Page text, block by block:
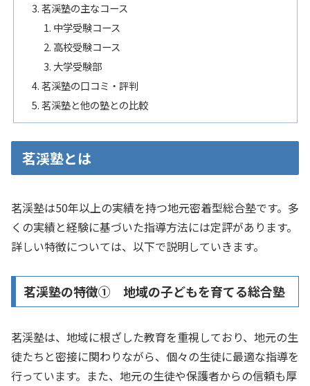
茗渓塾の主なコース
中学受験コース
高校受験コース
大学受験部
茗渓塾の口コミ・評判
茗渓塾と他の塾との比較
茗渓塾とは
茗渓塾は50年以上の実績を持つ地元密着型総合塾です。多
くの実績と経験に基づいた指導方法には定評があります。
詳しい特徴については、以下で説明していきます。
茗渓塾の特徴① 地域の子どもを育てる総合塾
茗渓塾は、地域に根ざした教育を重視しており、地元の生
徒たちと密接に関わりながら、個々の生徒に最適な指導を
行っています。また、地元の生徒や保護者からの信頼も厚